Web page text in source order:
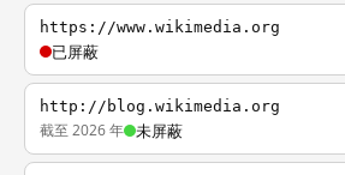
https://www.wikimedia.org
已屏蔽
http://blog.wikimedia.org
截至 2026 年 未屏蔽